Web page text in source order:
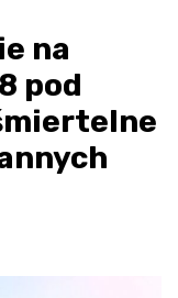
na
pod